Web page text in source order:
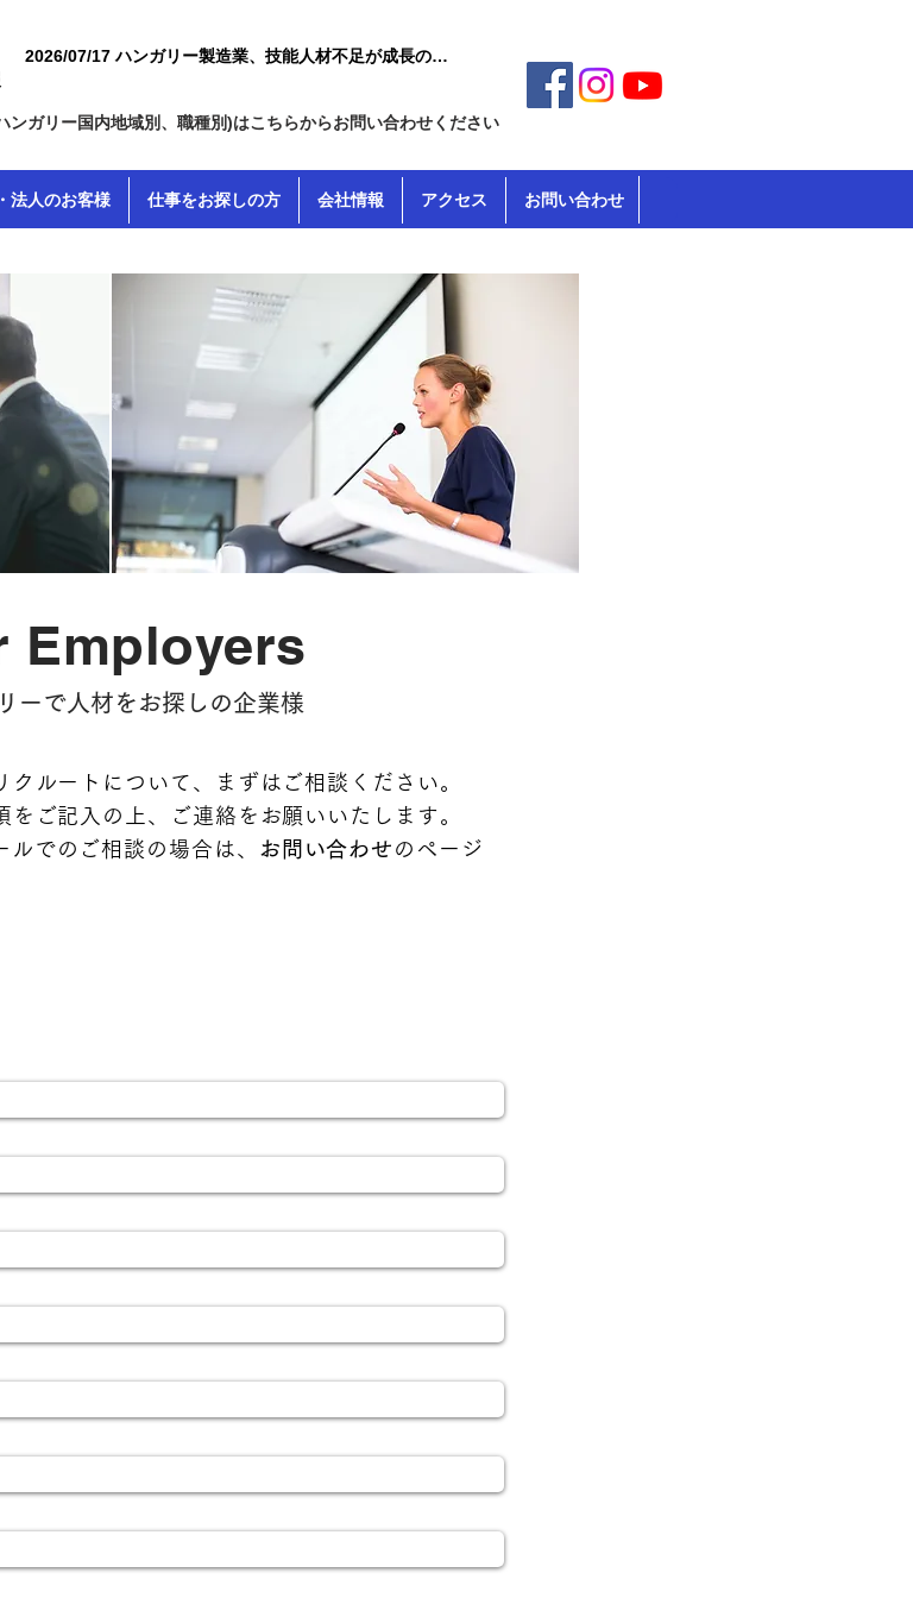
2026/07/17 ハンガリー製造業、技能人材不足が成長の制
ンガリー国内地域別、職種別)はこちらからお問い合わせください
法人のお客様 仕事をお探しの方 会社情報 アクセス お問い合わせ
Employers
ーで人材をお探しの企業様
ルートについて、まずはご相談ください。
ご記入の上、ご連絡をお願いいたします。
でのご相談の場合は、 お問い合わせ の ページ